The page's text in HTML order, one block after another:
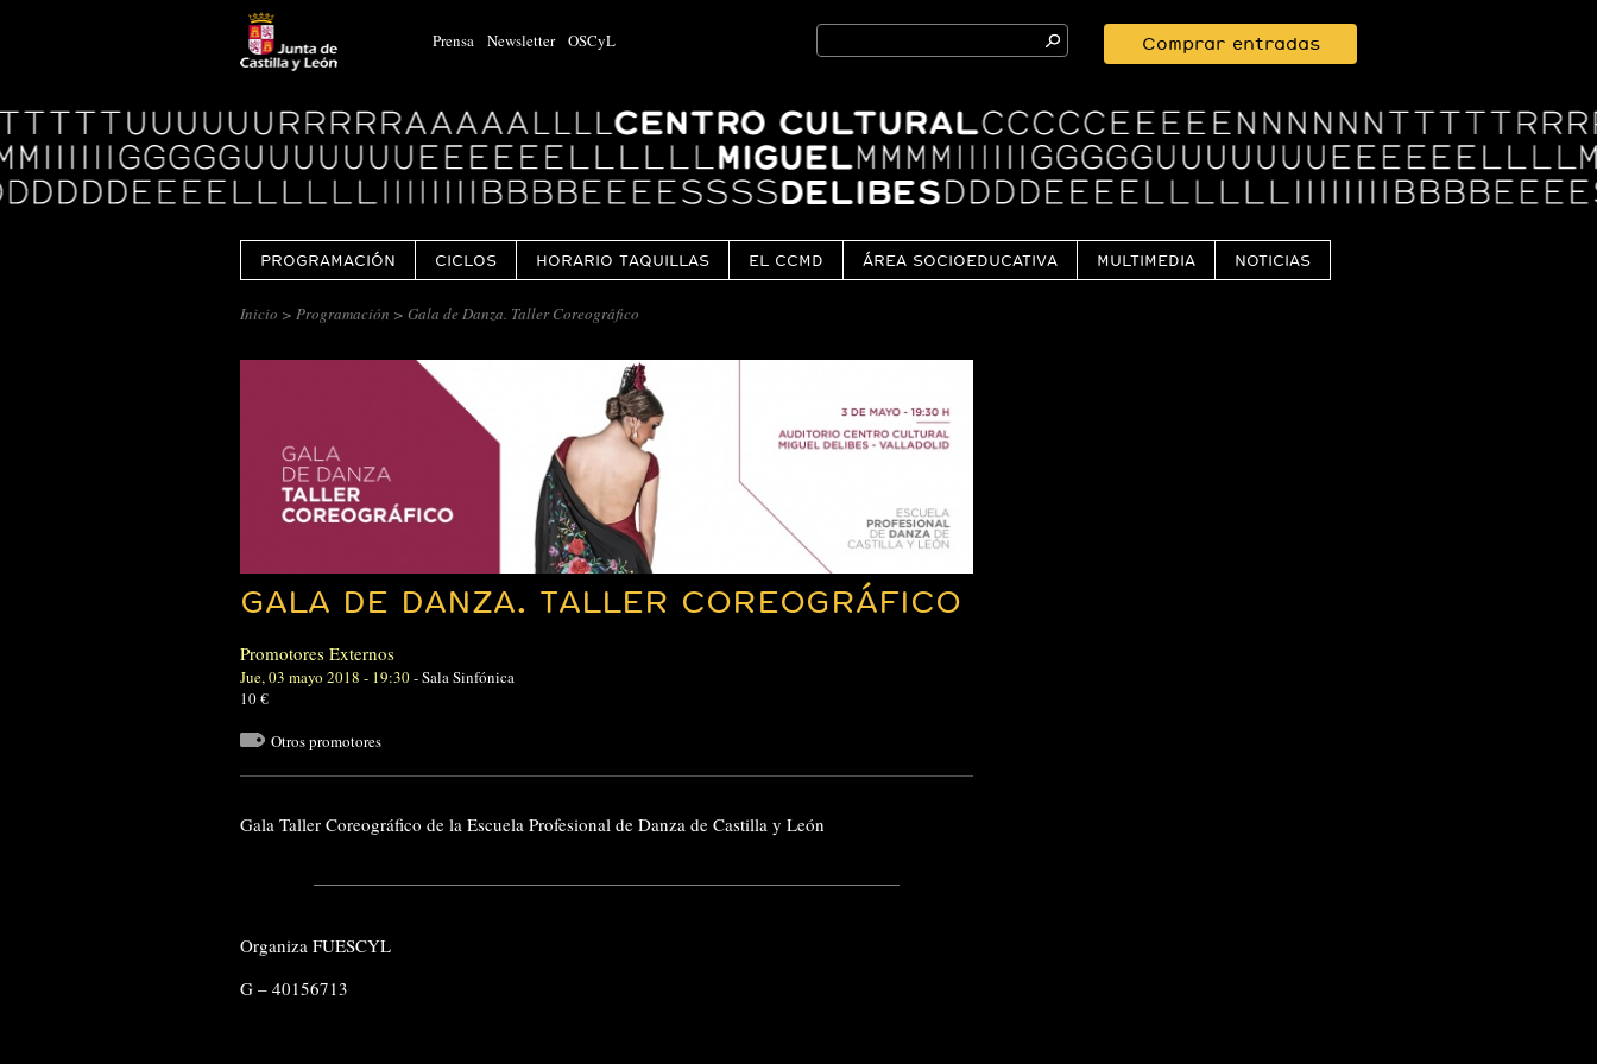
Prensa Newsletter OSCyL
Search
for:
Comprar entradas
Logo
Centro
Cultural
Miguel
Delibes
PROGRAMACIÓN CICLOS HORARIO TAQUILLAS EL CCMD ÁREA SOCIOEDUCATIVA MULTIMEDIA NOTICIAS
Inicio > Programación > Gala de Danza. Taller Coreográfico
GALA DE DANZA. TALLER COREOGRÁFICO
Promotores Externos
Jue, 03 mayo 2018 - 19:30-Sala Sinfónica
10 €
Otros promotores
Gala Taller Coreográfico de la Escuela Profesional de Danza de Castilla y León
Organiza FUESCYL
G – 40156713